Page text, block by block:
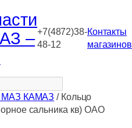
– +7(4872)38-
48-12
Контакты
магазинов
МАЗ КАМАЗ / Кольцо
сальника кв) ОАО